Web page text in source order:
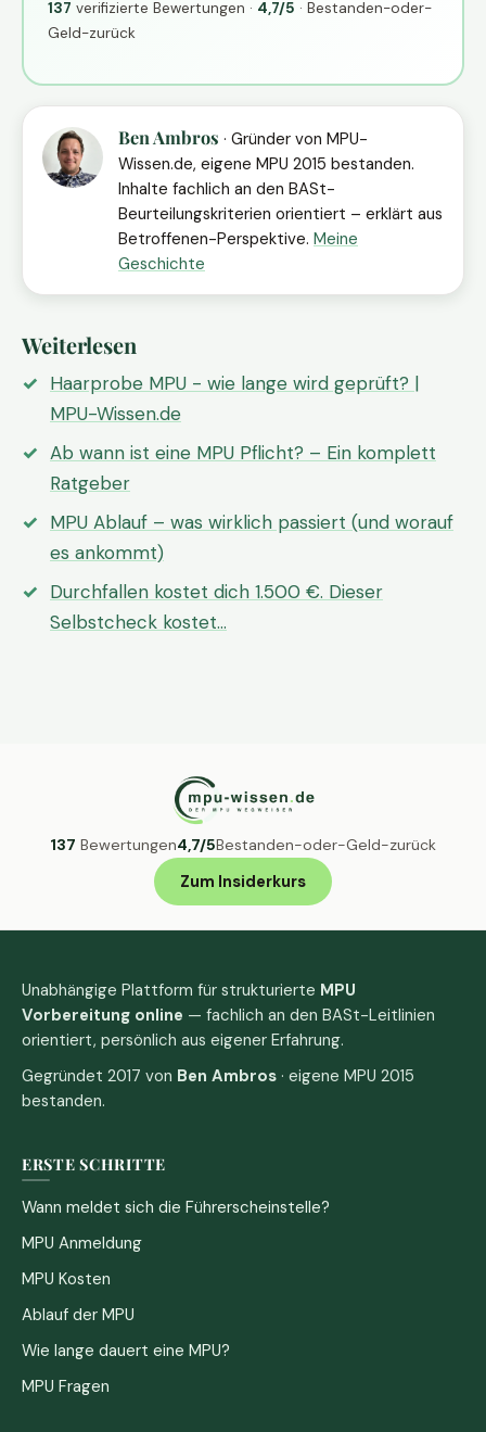
137 verifizierte Bewertungen · 4,7/5 · Bestanden-oder-
Geld-zurück
Ben Ambros · Gründer von MPU-
Wissen.de, eigene MPU 2015 bestanden.
Inhalte fachlich an den BASt-
Beurteilungskriterien orientiert – erklärt aus
Betroffenen-Perspektive. Meine
Geschichte
Weiterlesen
Haarprobe MPU - wie lange wird geprüft? |
MPU-Wissen.de
Ab wann ist eine MPU Pflicht? – Ein komplett
Ratgeber
MPU Ablauf – was wirklich passiert (und worauf
es ankommt)
Durchfallen kostet dich 1.500 €. Dieser
Selbstcheck kostet…
137 Bewertungen4,7/5Bestanden-oder-Geld-zurück
Zum Insiderkurs
Unabhängige Plattform für strukturierte MPU
Vorbereitung online — fachlich an den BASt-Leitlinien
orientiert, persönlich aus eigener Erfahrung.
Gegründet 2017 von Ben Ambros · eigene MPU 2015
bestanden.
ERSTE SCHRITTE
Wann meldet sich die Führerscheinstelle?
MPU Anmeldung
MPU Kosten
Ablauf der MPU
Wie lange dauert eine MPU?
MPU Fragen